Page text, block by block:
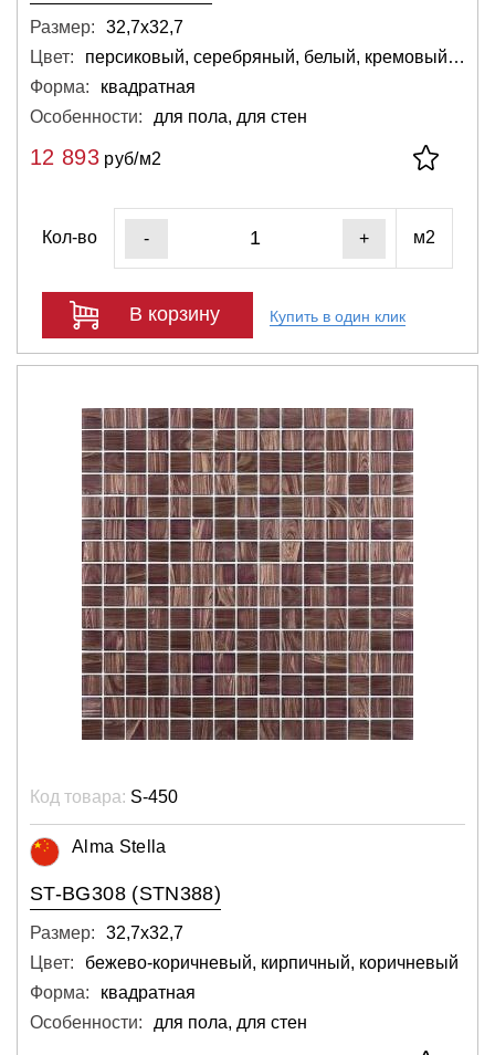
Размер:
32,7х32,7
Цвет:
персиковый, серебряный, белый, кремовый, светло-серый
Форма:
квадратная
Особенности:
для пола, для стен
12 893руб/м2
Кол-во - + м2
В корзину Купить в один клик
Код товара: S-450
Alma Stella
ST-BG308 (STN388)
Размер:
32,7х32,7
Цвет:
бежево-коричневый, кирпичный, коричневый
Форма:
квадратная
Особенности:
для пола, для стен